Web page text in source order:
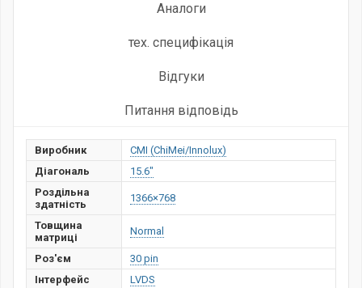
Аналоги
тех. специфікація
Відгуки
Питання відповідь
Виробник
CMI (ChiMei/Innolux)
Діагональ
15.6"
Роздільна
здатність
1366×768
Товщина
матриці
Normal
Роз'єм
30 pin
Інтерфейс
LVDS